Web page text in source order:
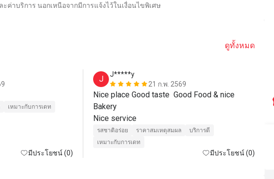
ค่าบริการ นอกเหนือจากมีการแจ้งไว้ในเงื่อนไขพิเศษ
ดูทั้งหมด
เหมาะกับการเดท
มีประโยชน์ (0)
J
J*****y
21 ก.พ. 2569
Nice place Good taste  Good Food & nice
Bakery
รสชาติอร่อย ราคาสมเหตุสมผล
บริการดี
เหมาะกับการเดท
มีประโยชน์ (0)